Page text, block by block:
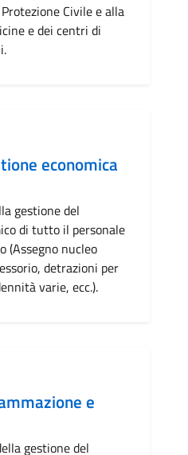
Civile e alla
e dei centri di
economica
gestione del
di tutto il personale
(Assegno nucleo
detrazioni per
varie, ecc.).
e
gestione del